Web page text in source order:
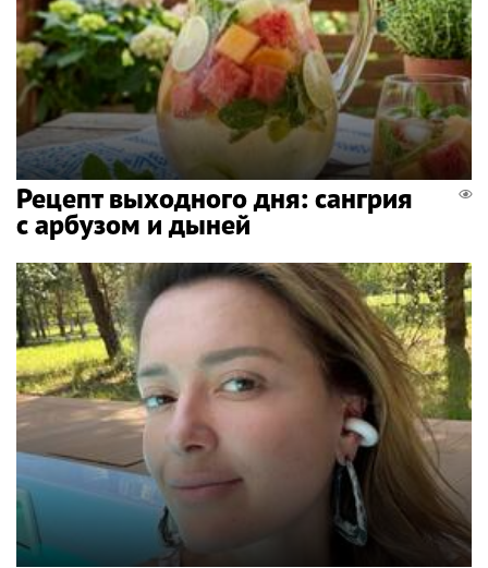
Рецепт выходного дня: сангрия
с арбузом и дыней